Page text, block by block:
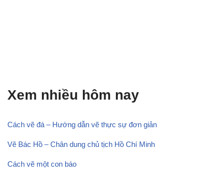
Xem nhiều hôm nay
Cách vẽ đá – Hướng dẫn vẽ thực sự đơn giản
Vẽ Bác Hồ – Chân dung chủ tịch Hồ Chí Minh
Cách vẽ một con báo